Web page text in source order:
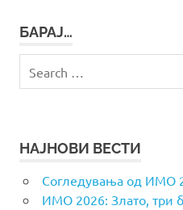
БАРАЈ…
for:
НАЈНОВИ ВЕСТИ
Согледувања од ИМО
ИМО 2026: Злато, три